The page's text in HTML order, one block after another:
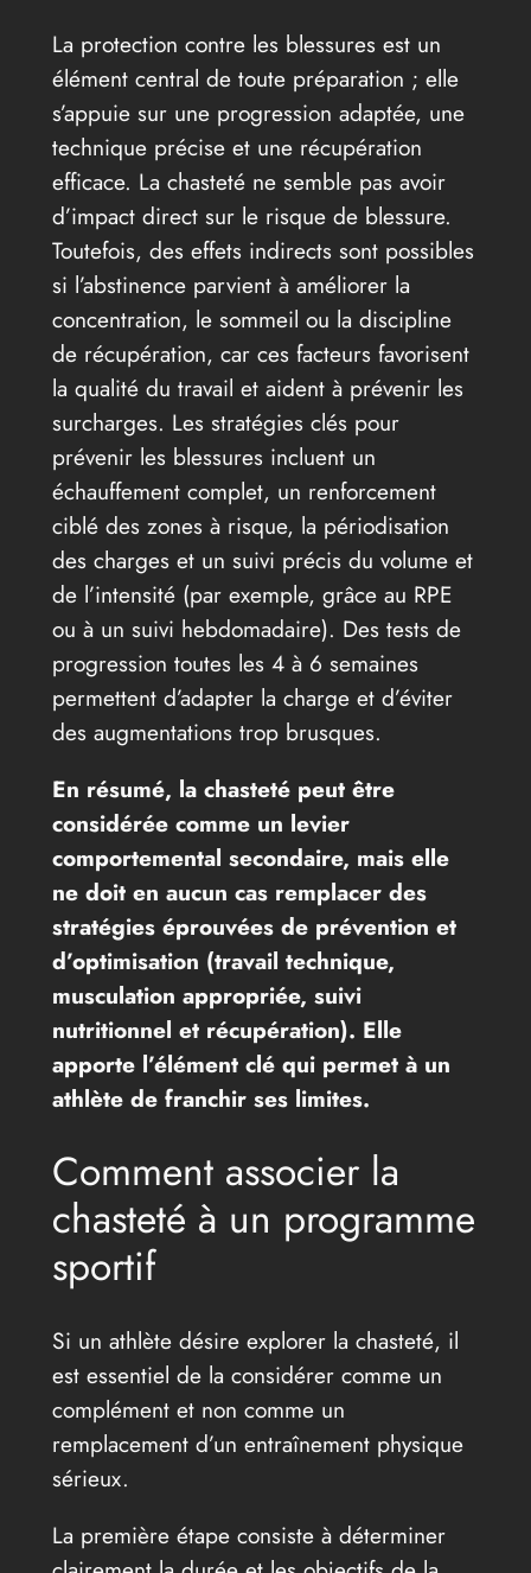
La protection contre les blessures est un
élément central de toute préparation ; elle
s’appuie sur une progression adaptée, une
technique précise et une récupération
efficace. La chasteté ne semble pas avoir
d’impact direct sur le risque de blessure.
Toutefois, des effets indirects sont possibles
si l’abstinence parvient à améliorer la
concentration, le sommeil ou la discipline
de récupération, car ces facteurs favorisent
la qualité du travail et aident à prévenir les
surcharges. Les stratégies clés pour
prévenir les blessures incluent un
échauffement complet, un renforcement
ciblé des zones à risque, la périodisation
des charges et un suivi précis du volume et
de l’intensité (par exemple, grâce au RPE
ou à un suivi hebdomadaire). Des tests de
progression toutes les 4 à 6 semaines
permettent d’adapter la charge et d’éviter
des augmentations trop brusques.
En résumé, la chasteté peut être
considérée comme un levier
comportemental secondaire, mais elle
ne doit en aucun cas remplacer des
stratégies éprouvées de prévention et
d’optimisation (travail technique,
musculation appropriée, suivi
nutritionnel et récupération). Elle
apporte l’élément clé qui permet à un
athlète de franchir ses limites.
Comment associer la
chasteté à un programme
sportif
Si un athlète désire explorer la chasteté, il
est essentiel de la considérer comme un
complément et non comme un
remplacement d’un entraînement physique
sérieux.
La première étape consiste à déterminer